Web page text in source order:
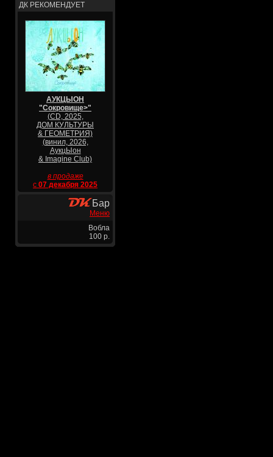
ДК РЕКОМЕНДУЕТ
АУКЦЫОН
"Сокровище>"
(CD, 2025,
ДОМ КУЛЬТУРЫ
& ГЕОМЕТРИЯ)
(винил, 2026,
АукцЫон
& Imagine Club)
в продаже
с 07 декабря 2025
Бар
Меню
Вобла
100 р.